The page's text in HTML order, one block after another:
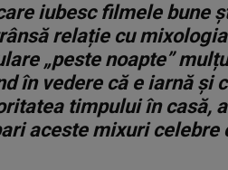
iubesc filmele bune
relație cu
„peste noapte”
în vedere că e iarnă și
timpului în casă,
aceste mixuri celebre